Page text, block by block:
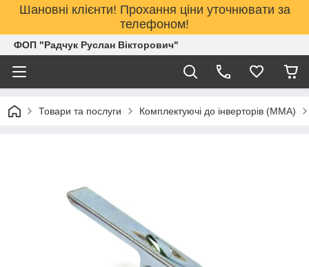
Шановні клієнти! Прохання ціни уточнювати за
телефоном!
ФОП "Радчук Руслан Вікторович"
Товари та послуги Комплектуючі до інверторів (MMA)